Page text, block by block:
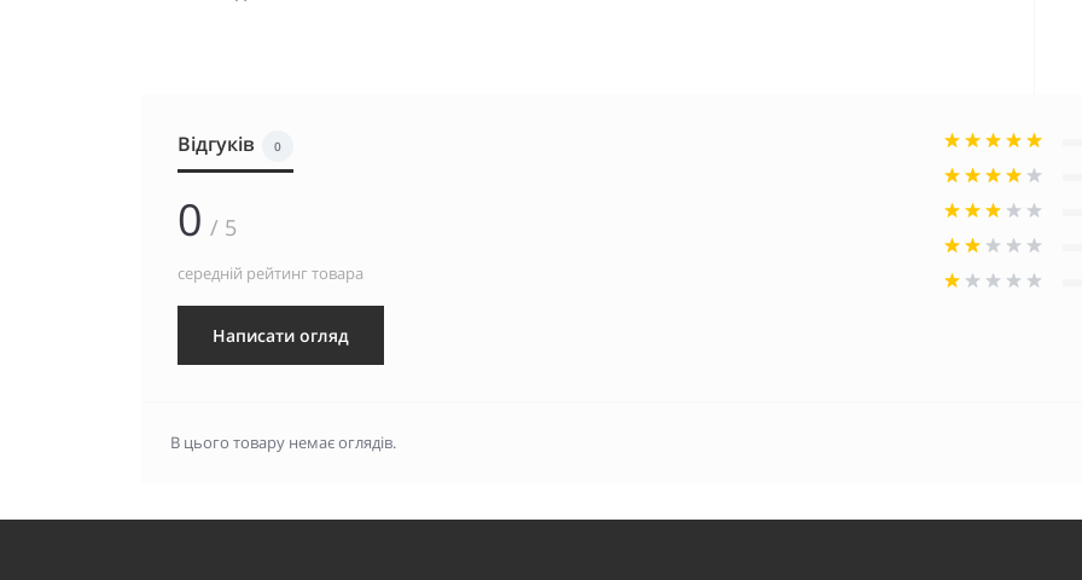
Відгуків 0
0 / 5
середній рейтинг товара
Написати огляд
В цього товару немає оглядів.